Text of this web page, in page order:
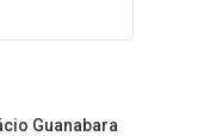
Guanabara